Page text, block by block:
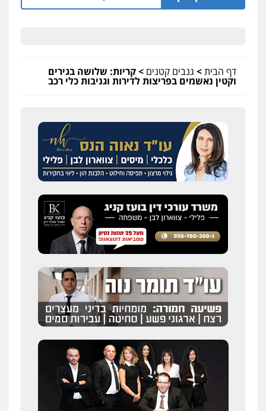
דף הבית> גנבים קטנים >קריות: שלושה בגירים
וקטין נאשמים בפריצות לדירות וגניבות כלי רכב